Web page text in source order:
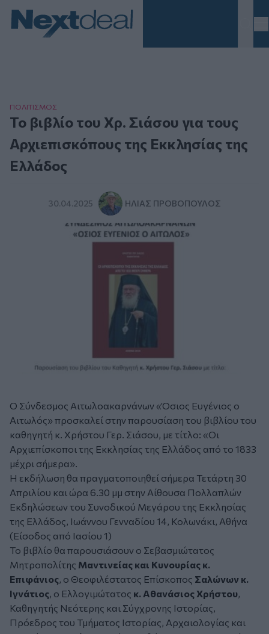
ΠΟΛΙΤΙΣΜΟΣ
Το βιβλίο του Χρ. Σιάσου για τους
Αρχιεπισκόπους της Εκκλησίας της
Ελλάδος
30.04.2025 ΗΛΊΑΣ ΠΡΟΒΌΠΟΥΛΟΣ
Ο Σύνδεσμος Αιτωλοακαρνάνων «Όσιος Ευγένιος ο
Αιτωλός» προσκαλεί στην παρουσίαση του βιβλίου του
καθηγητή κ. Χρήστου Γερ. Σιάσου, με τίτλο: «Οι
Αρχιεπίσκοποι της Εκκλησίας της Ελλάδος από το 1833
μέχρι σήμερα».
Η εκδήλωση θα πραγματοποιηθεί σήμερα Τετάρτη 30
Απριλίου και ώρα 6.30 μμ στην Αίθουσα Πολλαπλών
Εκδηλώσεων του Συνοδικού Μεγάρου της Εκκλησίας
της Ελλάδος, Ιωάννου Γενναδίου 14, Κολωνάκι, Αθήνα
(Είσοδος από Ιασίου 1)
Το βιβλίο θα παρουσιάσουν ο Σεβασμιώτατος
Μητροπολίτης Μαντινείας και Κυνουρίας κ.
Επιφάνιος, ο Θεοφιλέστατος Επίσκοπος Σαλώνων κ.
Ιγνάτιος, ο Ελλογιμώτατος κ. Αθανάσιος Χρήστου,
Καθηγητής Νεότερης και Σύγχρονης Ιστορίας,
Πρόεδρος του Τμήματος Ιστορίας, Αρχαιολογίας και